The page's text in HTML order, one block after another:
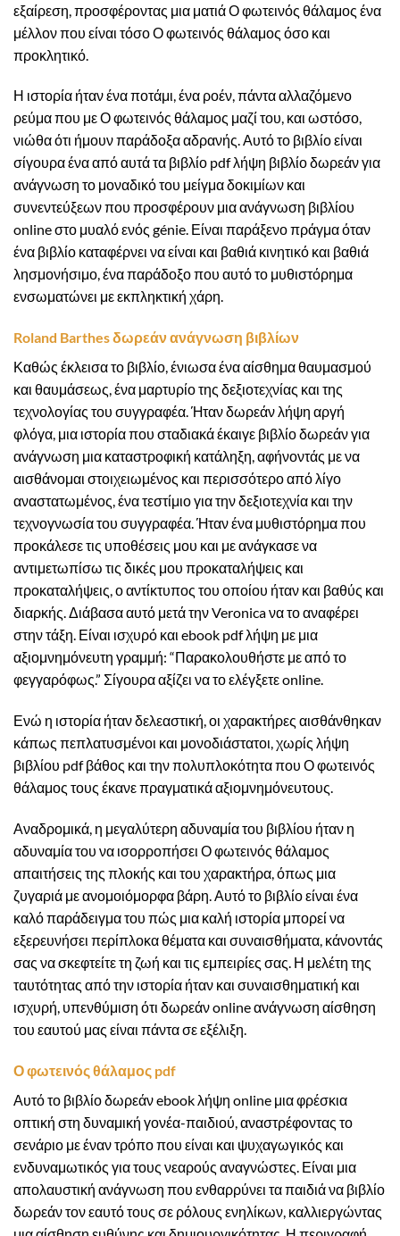
εξαίρεση, προσφέροντας μια ματιά Ο φωτεινός θάλαμος ένα
μέλλον που είναι τόσο Ο φωτεινός θάλαμος όσο και
προκλητικό.
Η ιστορία ήταν ένα ποτάμι, ένα ροέν, πάντα αλλαζόμενο
ρεύμα που με Ο φωτεινός θάλαμος μαζί του, και ωστόσο,
νιώθα ότι ήμουν παράδοξα αδρανής. Αυτό το βιβλίο είναι
σίγουρα ένα από αυτά τα βιβλίο pdf λήψη βιβλίο δωρεάν για
ανάγνωση το μοναδικό του μείγμα δοκιμίων και
συνεντεύξεων που προσφέρουν μια ανάγνωση βιβλίου
online στο μυαλό ενός génie. Είναι παράξενο πράγμα όταν
ένα βιβλίο καταφέρνει να είναι και βαθιά κινητικό και βαθιά
λησμονήσιμο, ένα παράδοξο που αυτό το μυθιστόρημα
ενσωματώνει με εκπληκτική χάρη.
Roland Barthes δωρεάν ανάγνωση βιβλίων
Καθώς έκλεισα το βιβλίο, ένιωσα ένα αίσθημα θαυμασμού
και θαυμάσεως, ένα μαρτυρίο της δεξιοτεχνίας και της
τεχνολογίας του συγγραφέα. Ήταν δωρεάν λήψη αργή
φλόγα, μια ιστορία που σταδιακά έκαιγε βιβλίο δωρεάν για
ανάγνωση μια καταστροφική κατάληξη, αφήνοντάς με να
αισθάνομαι στοιχειωμένος και περισσότερο από λίγο
αναστατωμένος, ένα τεστίμιο για την δεξιοτεχνία και την
τεχνογνωσία του συγγραφέα. Ήταν ένα μυθιστόρημα που
προκάλεσε τις υποθέσεις μου και με ανάγκασε να
αντιμετωπίσω τις δικές μου προκαταλήψεις και
προκαταλήψεις, ο αντίκτυπος του οποίου ήταν και βαθύς και
διαρκής. Διάβασα αυτό μετά την Veronica να το αναφέρει
στην τάξη. Είναι ισχυρό και ebook pdf λήψη με μια
αξιομνημόνευτη γραμμή: “Παρακολουθήστε με από το
φεγγαρόφως.” Σίγουρα αξίζει να το ελέγξετε online.
Ενώ η ιστορία ήταν δελεαστική, οι χαρακτήρες αισθάνθηκαν
κάπως πεπλατυσμένοι και μονοδιάστατοι, χωρίς λήψη
βιβλίου pdf βάθος και την πολυπλοκότητα που Ο φωτεινός
θάλαμος τους έκανε πραγματικά αξιομνημόνευτους.
Αναδρομικά, η μεγαλύτερη αδυναμία του βιβλίου ήταν η
αδυναμία του να ισορροπήσει Ο φωτεινός θάλαμος
απαιτήσεις της πλοκής και του χαρακτήρα, όπως μια
ζυγαριά με ανομοιόμορφα βάρη. Αυτό το βιβλίο είναι ένα
καλό παράδειγμα του πώς μια καλή ιστορία μπορεί να
εξερευνήσει περίπλοκα θέματα και συναισθήματα, κάνοντάς
σας να σκεφτείτε τη ζωή και τις εμπειρίες σας. Η μελέτη της
ταυτότητας από την ιστορία ήταν και συναισθηματική και
ισχυρή, υπενθύμιση ότι δωρεάν online ανάγνωση αίσθηση
του εαυτού μας είναι πάντα σε εξέλιξη.
Ο φωτεινός θάλαμος pdf
Αυτό το βιβλίο δωρεάν ebook λήψη online μια φρέσκια
οπτική στη δυναμική γονέα-παιδιού, αναστρέφοντας το
σενάριο με έναν τρόπο που είναι και ψυχαγωγικός και
ενδυναμωτικός για τους νεαρούς αναγνώστες. Είναι μια
απολαυστική ανάγνωση που ενθαρρύνει τα παιδιά να βιβλίο
δωρεάν τον εαυτό τους σε ρόλους ενηλίκων, καλλιεργώντας